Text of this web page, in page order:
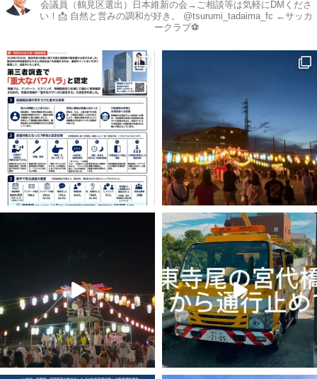
会議員（鶴見区選出）日本維新の会→ご相談等は気軽にDMくださ
い！📩 自然と営みの調和が好き。
@tsurumi_tadaima_fc ←サッカ
ークラブ⚽️